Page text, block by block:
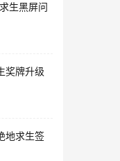
生黑屏问
奖牌升级
地求生签